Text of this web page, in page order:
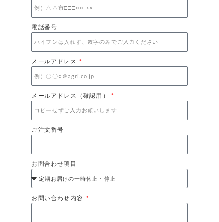
電話番号
メールアドレス
メールアドレス（確認用）
ご注文番号
お問合わせ項目
お問い合わせ内容